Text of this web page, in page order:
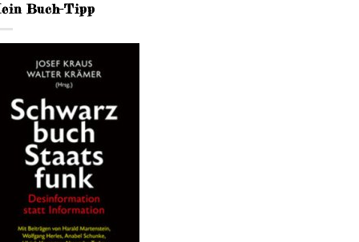
Buch-Tipp